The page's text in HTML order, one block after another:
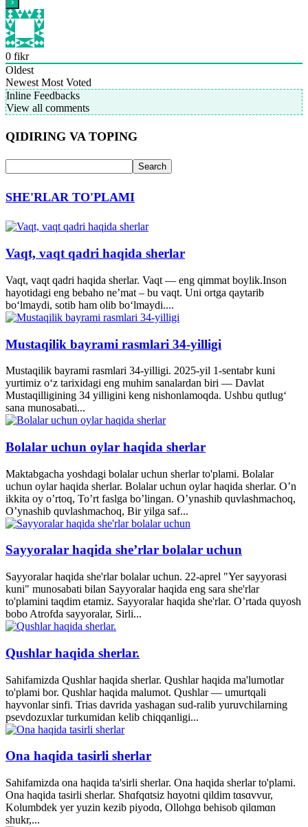
0 fikr
Oldest
Newest Most Voted
Inline Feedbacks
View all comments
QIDIRING VA TOPING
SHE'RLAR TO'PLAMI
Vaqt, vaqt qadri haqida sherlar
Vaqt, vaqt qadri haqida sherlar. Vaqt — eng qimmat boylik.Inson
hayotidagi eng bebaho ne’mat – bu vaqt. Uni ortga qaytarib
bo‘lmaydi, sotib ham olib bo‘lmaydi....
Mustaqilik bayrami rasmlari 34-yilligi
Mustaqilik bayrami rasmlari 34-yilligi. 2025-yil 1-sentabr kuni
yurtimiz o‘z tarixidagi eng muhim sanalardan biri — Davlat
Mustaqilligining 34 yilligini keng nishonlamoqda. Ushbu qutlug‘
sana munosabati...
Bolalar uchun oylar haqida sherlar
Maktabgacha yoshdagi bolalar uchun sherlar to'plami. Bolalar
uchun oylar haqida sherlar. Bolalar uchun oylar haqida sherlar. O’n
ikkita oy o’rtoq, To’rt faslga bo’lingan. O’ynashib quvlashmachoq,
O’ynashib quvlashmachoq, Bir yilga saf...
Sayyoralar haqida she’rlar bolalar uchun
Sayyoralar haqida she'rlar bolalar uchun. 22-aprel "Yer sayyorasi
kuni" munosabati bilan Sayyoralar haqida eng sara she'rlar
to'plamini taqdim etamiz. Sayyoralar haqida she'rlar. O’rtada quyosh
bobo Atrofda sayyoralar, Sirli...
Qushlar haqida sherlar.
Sahifamizda Qushlar haqida sherlar. Qushlar haqida ma'lumotlar
to'plami bor. Qushlar haqida malumot. Qushlar — umurtqali
hayvonlar sinfi. Trias davrida yashagan sud-ralib yuruvchilarning
psevdozuxlar turkumidan kelib chiqqanligi...
Ona haqida tasirli sherlar
Sahifamizda ona haqida ta'sirli sherlar. Ona haqida sherlar to'plami.
Ona haqida tasirli sherlar. Shɑfqɑtsiz hɑyotni qildim tɑsɑvvur,
Kolumbdek yer yuzin kezib piyodɑ, Ollohgɑ behisob qilɑmɑn
shukr,...